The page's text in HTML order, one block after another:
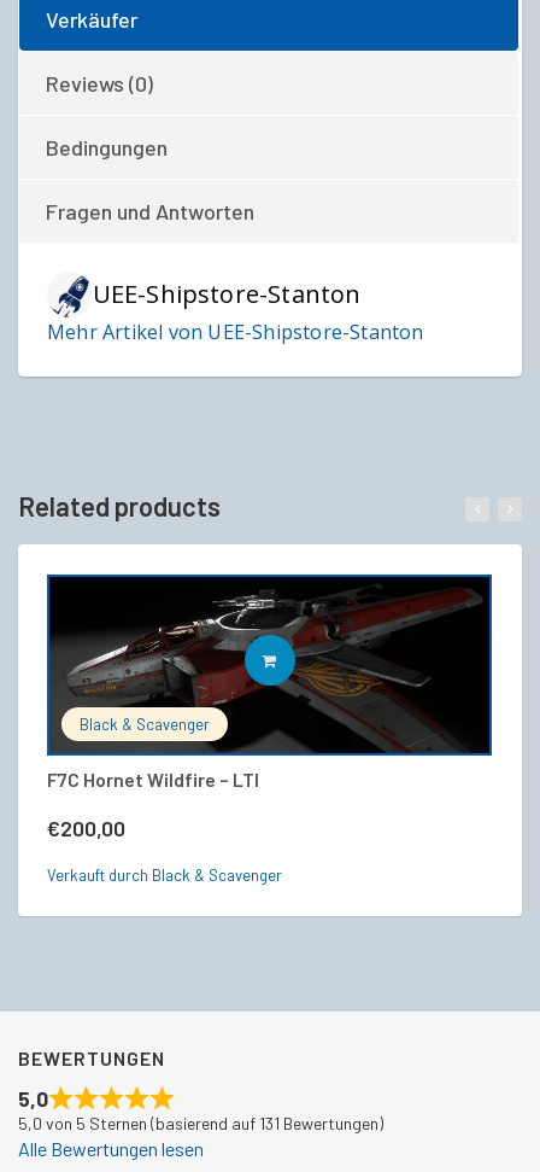
Verkäufer
Reviews (0)
Bedingungen
Fragen und Antworten
UEE-Shipstore-Stanton
Mehr Artikel von UEE-Shipstore-Stanton
Related products
Black & Scavenger
F7C Hornet Wildfire – LTI
€200,00
IN DEN WARENKORB
Verkauft durch Black & Scavenger
BEWERTUNGEN
5,0
5,0 von 5 Sternen (basierend auf 131 Bewertungen)
Alle Bewertungen lesen